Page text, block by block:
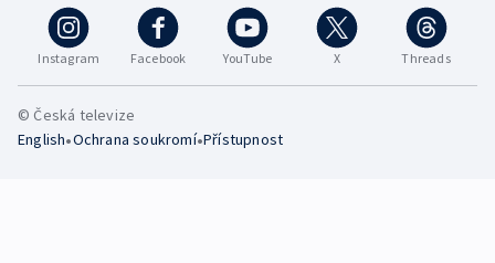
Instagram Facebook YouTube X Threads
© Česká televize
English•Ochrana soukromí•Přístupnost